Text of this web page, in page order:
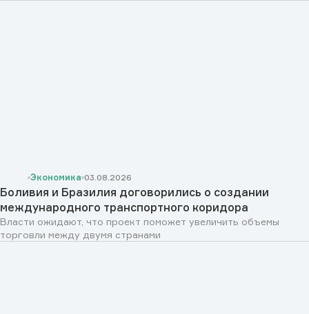
Экономика 03.08.2026
Боливия и Бразилия договорились о создании
международного транспортного коридора
Власти ожидают, что проект поможет увеличить объемы
торговли между двумя странами